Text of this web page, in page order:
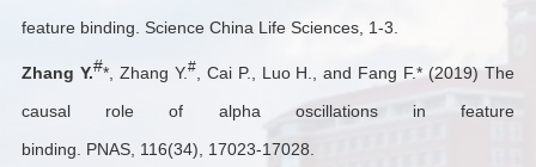
feature binding. Science China Life Sciences, 1-3.
Zhang Y.#*, Zhang Y.#, Cai P., Luo H., and Fang F.* (2019) The
causal role of alpha oscillations in feature
binding. PNAS, 116(34), 17023-17028.